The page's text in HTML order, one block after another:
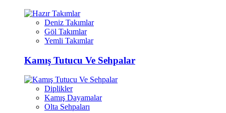
Deniz Takımlar
Göl Takımlar
Yemli Takımlar
Kamış Tutucu Ve Sehpalar
Diplikler
Kamış Dayamalar
Olta Sehpaları